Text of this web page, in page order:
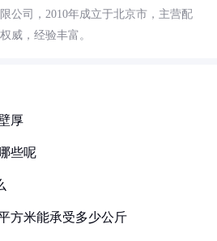
公司，2010年成立于北京市，主营配
威，经验丰富。
厚
些呢
方米能承受多少公斤